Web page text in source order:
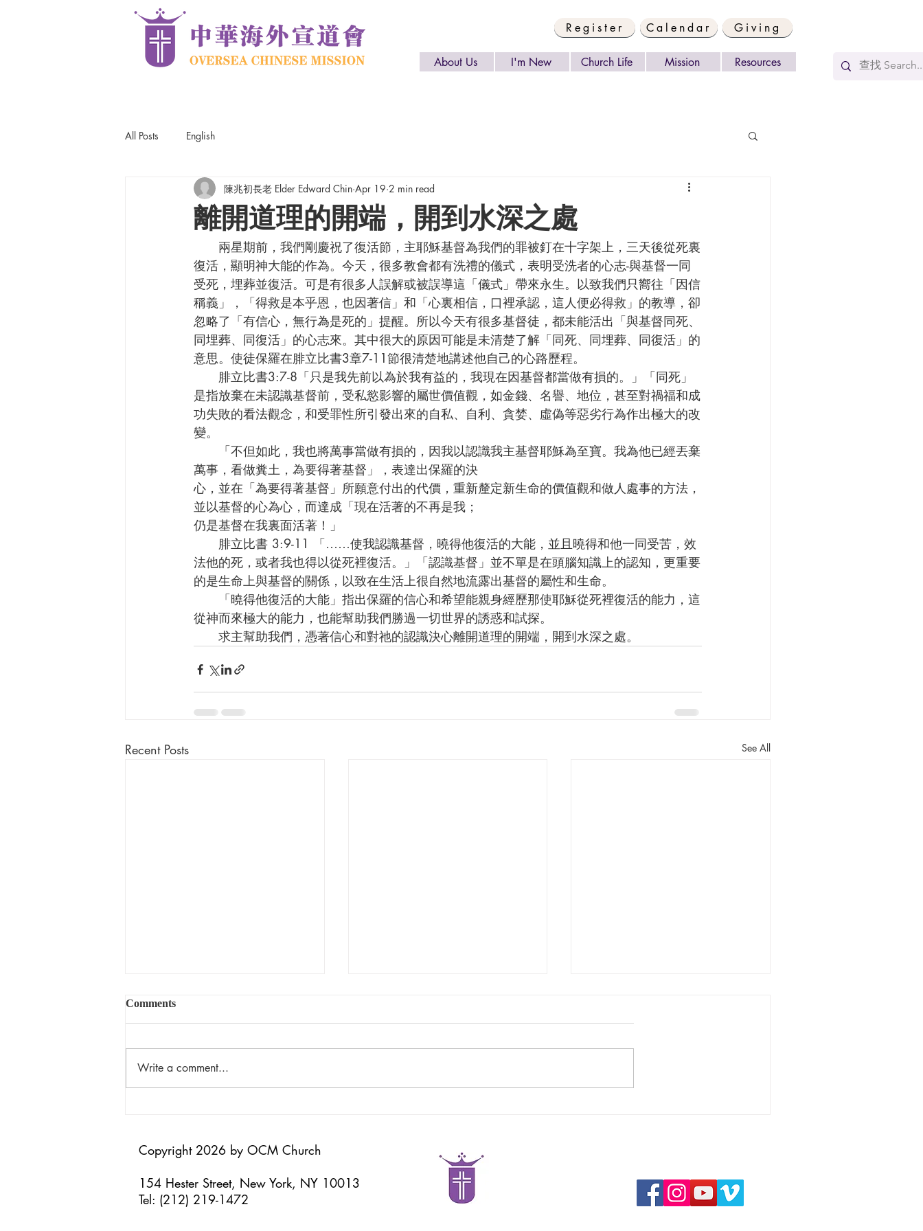
Register Calendar Giving
About Us I'm New Church Life Mission Resources
All Posts English
離開道理的開端，開到水深之處
陳兆初長老 Elder Edward Chin Apr 19 2 min read
復活，顯明神大能的作為。今天，很多教會都有洗禮的儀式，表明受洗者的心志-與基督一同
受死，埋葬並復活。可是有很多人誤解或被誤導這「儀式」帶來永生。以致我們只嚮往「因信
稱義」，「得救是本乎恩，也因著信」和「心裏相信，口裡承認，這人便必得救」的教導，卻
忽略了「有信心，無行為是死的」提醒。所以今天有很多基督徒，都未能活出「與基督同死、
同埋葬、同復活」的心志來。其中很大的原因可能是未清楚了解「同死、同埋葬、同復活」的
意思。使徒保羅在腓立比書3章7-11節很清楚地講述他自己的心路歷程。
是指放棄在未認識基督前，受私慾影響的屬世價值觀，如金錢、名譽、地位，甚至對禍福和成
功失敗的看法觀念，和受罪性所引發出來的自私、自利、貪婪、虛偽等惡劣行為作出極大的改
變。
萬事，看做糞土，為要得著基督」，表達出保羅的決
心，並在「為要得著基督」所願意付出的代價，重新釐定新生命的價值觀和做人處事的方法，
並以基督的心為心，而達成「現在活著的不再是我；
仍是基督在我裏面活著！」
法他的死，或者我也得以從死裡復活。」「認識基督」並不單是在頭腦知識上的認知，更重要
的是生命上與基督的關係，以致在生活上很自然地流露出基督的屬性和生命。
從神而來極大的能力，也能幫助我們勝過一切世界的誘惑和試探。
      求主幫助我們，憑著信心和對祂的認識決心離開道理的開端，開到水深之處。
Recent Posts See All
揀選的恩典 God's Word
Comments
Write a comment...
Copyright 2026 by OCM Church
154 Hester Street, New York, NY 10013
Tel: (212) 219-1472